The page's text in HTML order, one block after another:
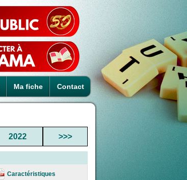
Ma fiche Contact
2022 >>>
Caractéristiques